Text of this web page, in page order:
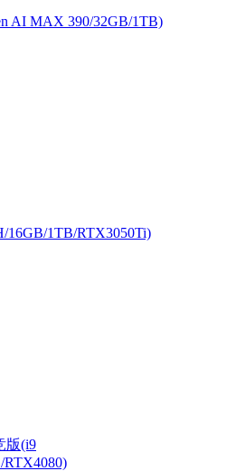
AI MAX 390/32GB/1TB)
16GB/1TB/RTX3050Ti)
版(i9
RTX4080)